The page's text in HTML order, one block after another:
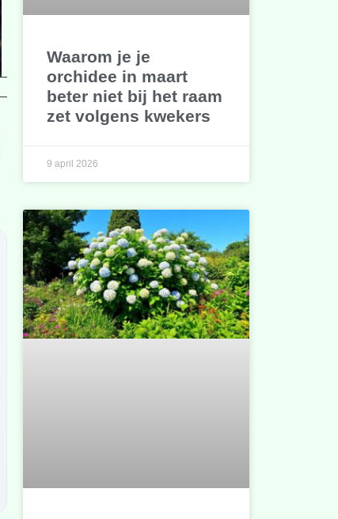
Waarom je je
orchidee in maart
beter niet bij het raam
zet volgens kwekers
9 april 2026